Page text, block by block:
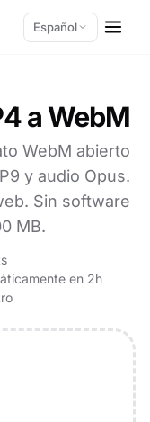
Español
a WebM
WebM abierto
y audio Opus.
Sin software
MB.
en 2h